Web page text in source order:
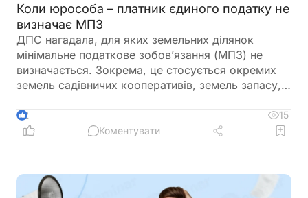
Коли юрособа – платник єдиного податку не
визначає МПЗ
ДПС нагадала, для яких земельних ділянок
мінімальне податкове зобов’язання (МПЗ) не
визначається. Зокрема, це стосується окремих
земель садівничих кооперативів, земель запасу,
ділянок у межах населених пунктів, а також
земель, що перебувають у консервації чи
враховувати особливості, встановлені
Податковим кодексом України
2
15
Коментувати